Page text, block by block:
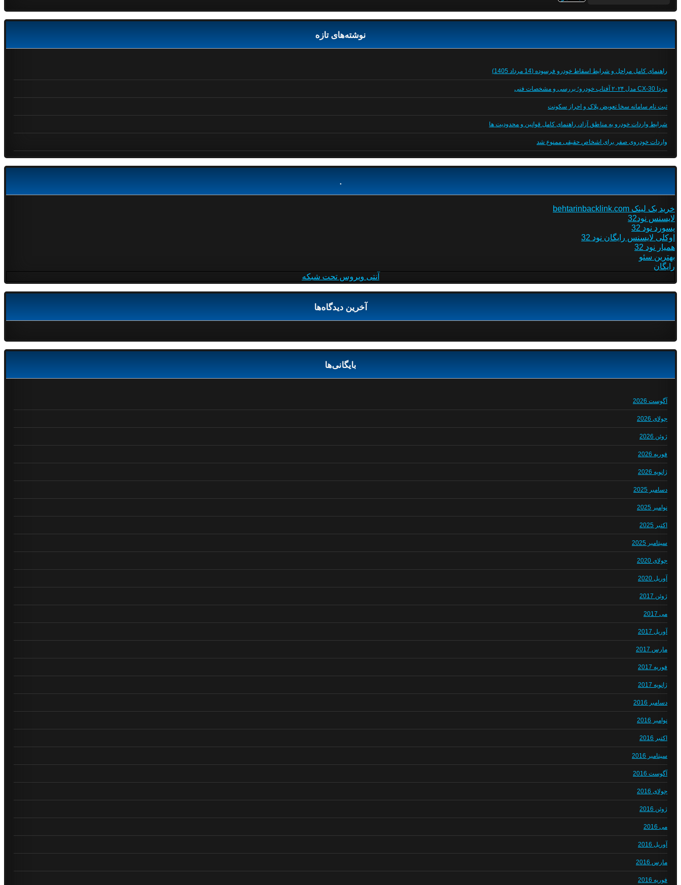
نوشته‌های تازه
راهنمای کامل مراحل و شرایط اسقاط خودرو فرسوده (14 مرداد 1405)
مزدا CX-30 مدل ۲۰۲۴ آفتاب خودرو؛ بررسی و مشخصات فنی
ثبت نام سامانه سخا تعویض پلاک و احراز سکونت
شرایط واردات خودرو به مناطق آزاد، راهنمای کامل قوانین و محدودیت ها
واردات خودروی صفر برای اشخاص حقیقی ممنوع شد
.
خرید بک لینک behtarinbacklink.com
لایسنس نود32
پسورد نود 32
اوکلی لایسنس رایگان نود 32
همیار نود 32
بهترین سئو
رایگان
آنتی ویروس تحت شبکه
آخرین دیدگاه‌ها
بایگانی‌ها
آگوست 2026
جولای 2026
ژوئن 2026
فوریه 2026
ژانویه 2026
دسامبر 2025
نوامبر 2025
اکتبر 2025
سپتامبر 2025
جولای 2020
آوریل 2020
ژوئن 2017
می 2017
آوریل 2017
مارس 2017
فوریه 2017
ژانویه 2017
دسامبر 2016
نوامبر 2016
اکتبر 2016
سپتامبر 2016
آگوست 2016
جولای 2016
ژوئن 2016
می 2016
آوریل 2016
مارس 2016
فوریه 2016